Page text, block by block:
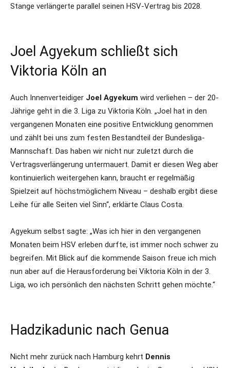
Stange verlängerte parallel seinen HSV-Vertrag bis 2028.
Joel Agyekum schließt sich
Viktoria Köln an
Auch Innenverteidiger Joel Agyekum wird verliehen – der 20-
Jährige geht in die 3. Liga zu Viktoria Köln. „Joel hat in den
vergangenen Monaten eine positive Entwicklung genommen
und zählt bei uns zum festen Bestandteil der Bundesliga-
Mannschaft. Das haben wir nicht nur zuletzt durch die
Vertragsverlängerung untermauert. Damit er diesen Weg aber
kontinuierlich weitergehen kann, braucht er regelmäßig
Spielzeit auf höchstmöglichem Niveau – deshalb ergibt diese
Leihe für alle Seiten viel Sinn“, erklärte Claus Costa.
Agyekum selbst sagte: „Was ich hier in den vergangenen
Monaten beim HSV erleben durfte, ist immer noch schwer zu
begreifen. Mit Blick auf die kommende Saison freue ich mich
nun aber auf die Herausforderung bei Viktoria Köln in der 3.
Liga, wo ich persönlich den nächsten Schritt gehen möchte.“
Hadzikadunic nach Genua
Nicht mehr zurück nach Hamburg kehrt Dennis